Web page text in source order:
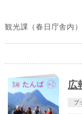
観光課（春日庁舎内
広
ブ